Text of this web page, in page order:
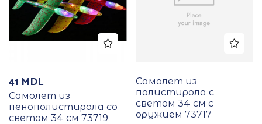
41 MDL
Самолет из
пенополистирола со
светом 34 см 73719
Самолет из
полистирола с
светом 34 см с
оружием 73717